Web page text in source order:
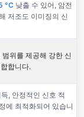
°C낮출 수 있어, 암전
저조도 이미징의 신
위를 제공해 강한 신
합니다.
, 안정적인 신호 적
에 최적화되어 있습니